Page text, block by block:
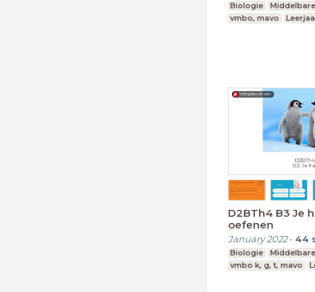
Biologie
vmbo, mavo
D2BTh4 B3 Je hart -
oefenen
January 2022- 44
Biologie
vmbo k, g, t, mavo